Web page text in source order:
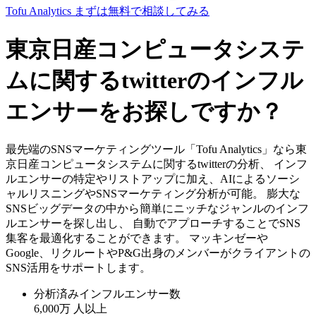
Tofu Analytics まずは無料で相談してみる
東京日産コンピュータシステ
ムに関するtwitterのインフル
エンサーをお探しですか？
最先端のSNSマーケティングツール「Tofu Analytics」なら東
京日産コンピュータシステムに関するtwitterの分析、 インフ
ルエンサーの特定やリストアップに加え、AIによるソーシ
ャルリスニングやSNSマーケティング分析が可能。 膨大な
SNSビッグデータの中から簡単にニッチなジャンルのインフ
ルエンサーを探し出し、 自動でアプローチすることでSNS
集客を最適化することができます。 マッキンゼーや
Google、リクルートやP&G出身のメンバーがクライアントの
SNS活用をサポートします。
分析済みインフルエンサー数
6,000万 人以上